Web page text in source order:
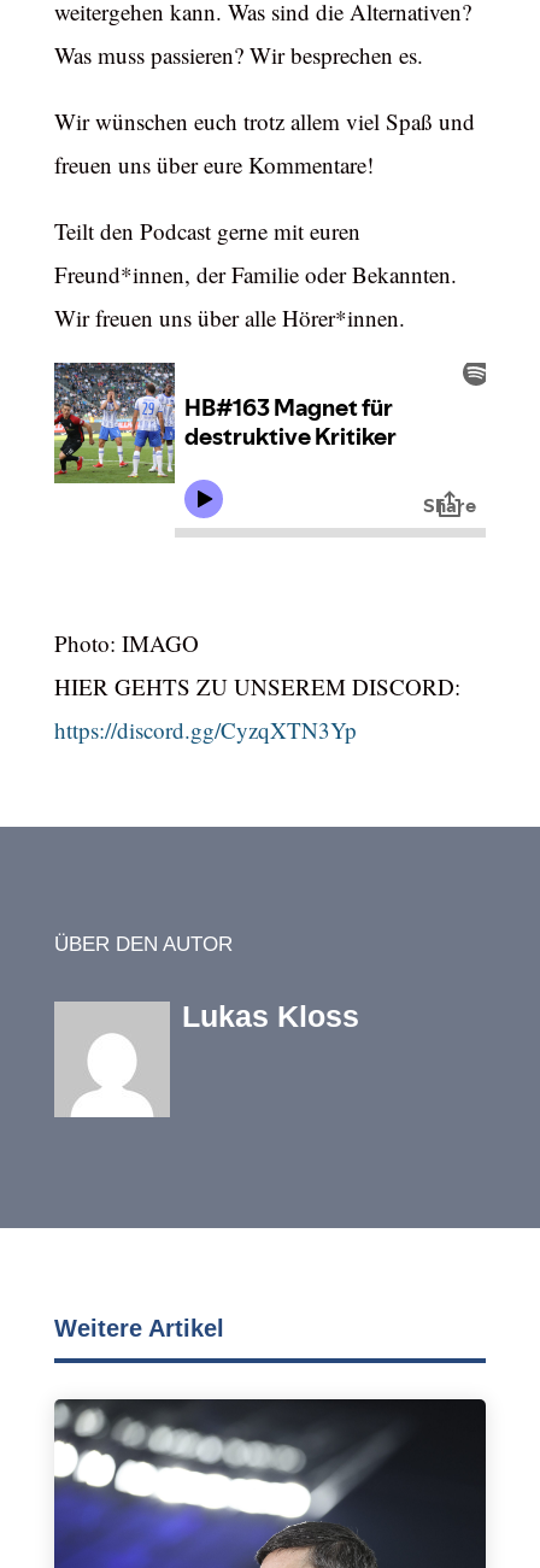
weitergehen kann. Was sind die Alternativen?
Was muss passieren? Wir besprechen es.
Wir wünschen euch trotz allem viel Spaß und
freuen uns über eure Kommentare!
Teilt den Podcast gerne mit euren
Freund*innen, der Familie oder Bekannten.
Wir freuen uns über alle Hörer*innen.
Photo: IMAGO
HIER GEHTS ZU UNSEREM DISCORD:
https://discord.gg/CyzqXTN3Yp
ÜBER DEN AUTOR
Lukas Kloss
Weitere Artikel